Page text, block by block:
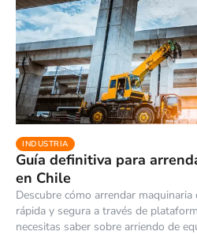
INDUSTRIA
Guía definitiva para
en Chile
Descubre cómo arrendar
rápida y segura a través de
necesitas saber sobre arriendo de